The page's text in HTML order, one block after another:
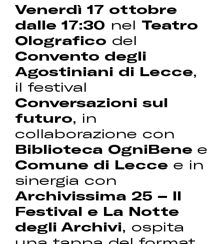
Venerdì 17 ottobre
dalle 17:30 nel Teatro
Olografico del
Convento degli
Agostiniani di Lecce,
il festival
Conversazioni sul
futuro, in
collaborazione con
Biblioteca OgniBenee
Comune di Lecce e in
sinergia con
Archivissima 25 – Il
Festival e La Notte
degli Archivi, ospita